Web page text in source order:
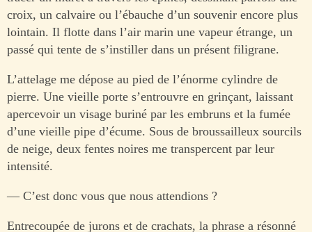
croix, un calvaire ou l’ébauche d’un souvenir encore plus
lointain. Il flotte dans l’air marin une vapeur étrange, un
passé qui tente de s’instiller dans un présent filigrane.
L’attelage me dépose au pied de l’énorme cylindre de
pierre. Une vieille porte s’entrouvre en grinçant, laissant
apercevoir un visage buriné par les embruns et la fumée
d’une vieille pipe d’écume. Sous de broussailleux sourcils
de neige, deux fentes noires me transpercent par leur
intensité.
— C’est donc vous que nous attendions ?
Entrecoupée de jurons et de crachats, la phrase a résonné